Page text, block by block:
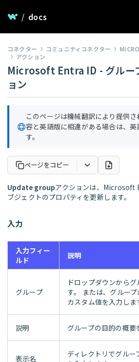
/ docs
コネクター コミュニティコネクター
アクション
Microsoft Entra ID - グルー
ョン
このページは機械翻訳により提供
容と英語版に相違がある場合は、英
す。
ページをコピー
Update groupアクションは、Microsoft
ブジェクトのプロパティを更新します。
入力
入力フィー
ルド
説明
グループ
ドロップダウンから
す。 または、グルー
カスタム値を入力しま
説明 グループの目的の概要
表示名
ディレクトリでグル